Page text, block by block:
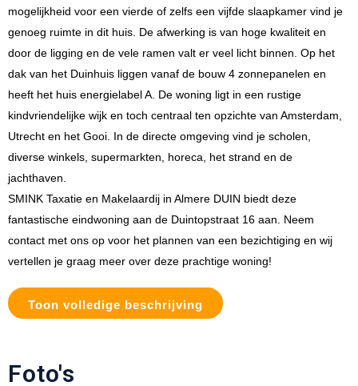
mogelijkheid voor een vierde of zelfs een vijfde slaapkamer vind je
genoeg ruimte in dit huis. De afwerking is van hoge kwaliteit en
door de ligging en de vele ramen valt er veel licht binnen. Op het
dak van het Duinhuis liggen vanaf de bouw 4 zonnepanelen en
heeft het huis energielabel A. De woning ligt in een rustige
kindvriendelijke wijk en toch centraal ten opzichte van Amsterdam,
Utrecht en het Gooi. In de directe omgeving vind je scholen,
diverse winkels, supermarkten, horeca, het strand en de
jachthaven.
SMINK Taxatie en Makelaardij in Almere DUIN biedt deze
fantastische eindwoning aan de Duintopstraat 16 aan. Neem
contact met ons op voor het plannen van een bezichtiging en wij
vertellen je graag meer over deze prachtige woning!
Toon volledige beschrijving
Foto's